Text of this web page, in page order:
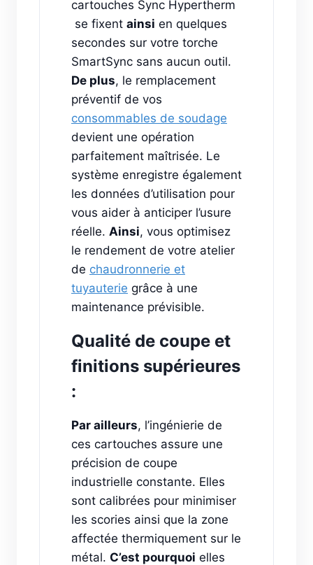
cartouches Sync Hypertherm
se fixent ainsi en quelques
secondes sur votre torche
SmartSync sans aucun outil.
De plus, le remplacement
préventif de vos
consommables de soudage
devient une opération
parfaitement maîtrisée. Le
système enregistre également
les données d’utilisation pour
vous aider à anticiper l’usure
réelle. Ainsi, vous optimisez
le rendement de votre atelier
de chaudronnerie et
tuyauterie grâce à une
maintenance prévisible.
Qualité de coupe et
finitions supérieures
:
Par ailleurs, l’ingénierie de
ces cartouches assure une
précision de coupe
industrielle constante. Elles
sont calibrées pour minimiser
les scories ainsi que la zone
affectée thermiquement sur le
métal. C’est pourquoi elles